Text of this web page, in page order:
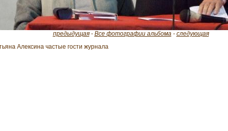
предыдущая- Все фотографии альбома - следующая
Алексина частые гости журнала